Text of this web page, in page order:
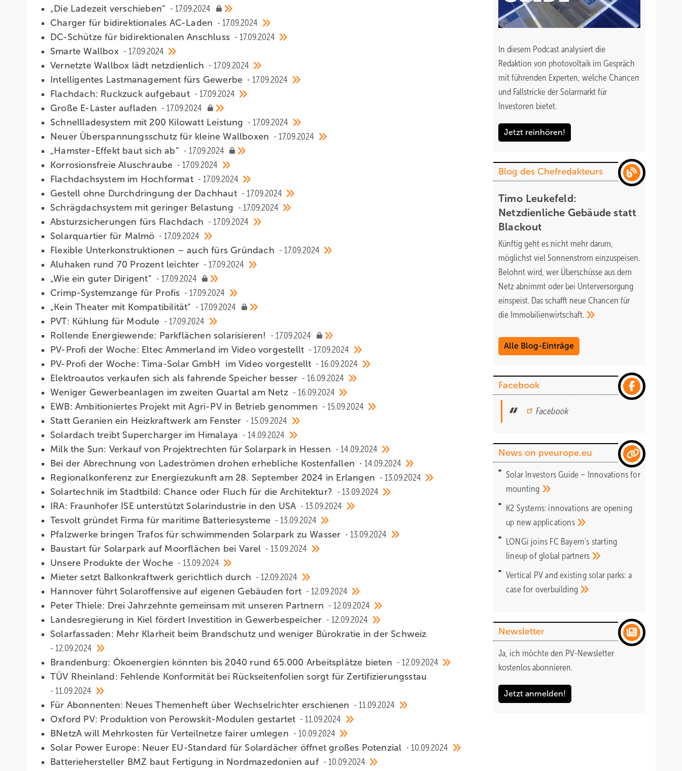
„Die Ladezeit verschieben“
17.09.2024
Charger für bidirektionales AC-Laden
17.09.2024
DC-Schütze für bidirektionalen Anschluss
17.09.2024
Smarte Wallbox
17.09.2024
Vernetzte Wallbox lädt ­netzdienlich
17.09.2024
Intelligentes Lastmanagement fürs Gewerbe
17.09.2024
Flachdach: Ruckzuck aufgebaut
17.09.2024
Große E-Laster aufladen
17.09.2024
Sch nellladesystem mit 200 ­Kilowatt Leistung
17.09.2024
Neuer Überspannungsschutz für ­kleine Wallboxen
17.09.2024
„Hamster-Effekt baut sich ab“
17.09.2024
Korrosionsfreie Aluschraube
17.09.2024
Flachdachsystem im Hochformat
17.09.2024
Gestell ohne Durchdringung der Dachhaut
17.09.2024
Schrägdachsystem mit geringer Belastung
17.09.2024
Absturzsicherungen fürs Flachdach
17.09.2024
Solarquartier für Malmö
17.09.2024
Flexible Unterkonstruktionen – auch fürs Gründach
17.09.2024
Aluhaken rund 70 Prozent leichter
17.09.2024
„Wie ein g uter Dirigent“
17.09.2024
Crimp-Systemzange für Profis
17.09.2024
„Kein Theater m it Kompatibilität“
17.09.2024
PVT: Kühlung für Module
17.09.2024
Rollende Energiewende: Parkflächen solarisieren!
17.09.2024
PV-Profi der Woche: Eltec Ammerland im Video vorgestellt
17.09.2024
PV-Profi der Woche: Tima-Solar GmbH im Video vorgestellt
16.09.2024
Elektroautos verkaufen sich als fahrende Speicher besser
16.09.2024
Weniger Gewerbeanlagen im zweiten Quartal am Netz
16.09.2024
EWB: Ambitioniertes Projekt mit Agri-PV in Betrieb genommen
15.09.2024
Statt Geranien ein Heizkraftwerk am Fenster
15.09.2024
Solardach treibt Supercharger im Himalaya
14.09.2024
Milk the Sun: Verkauf von Projektrechten für Solarpark in Hessen
14.09.2024
Bei der Abrechnung von Ladeströmen drohen erhebliche Kostenfallen
14.09.2024
Regionalkonferenz zur Energiezukunft am 28. September 2024 in Erlangen
13.09.2024
Solartechnik im Stadtbild: Chance oder Fluch für die Architektur?
13.09.2024
IRA: Fraunhofer ISE unterstützt Solarindustrie in den USA
13.09.2024
Tesvolt gründet Firma für maritime Batteriesysteme
13.09.2024
Pfalzwerke bringen Trafos für schwimmenden Solarpark zu Wasser
13.09.2024
Baustart für Solarpark auf Moorflächen bei Varel
13.09.2024
Unsere Produkte der Woche­
13.09.2024
Mieter setzt Balkonkraftwerk gerichtlich durch
12.09.2024
Hannover führt Solaroffensive auf eigenen Gebäuden fort
12.09.2024
Peter Thiele: Drei Jahrzehnte gemeinsam mit unseren Partnern
12.09.2024
Landesregierung in Kiel fördert Investition in Gewerbespeicher
12.09.2024
Solarfassaden: Mehr Klarheit beim Brandschutz und weniger Bürokratie in der Schweiz
12.09.2024
Brandenburg: Ökoenergien könnten bis 2040 rund 65.000 Arbeitsplätze bieten
12.09.2024
TÜV Rheinland: Fehlende Konformität bei Rückseitenfolien sorgt für Zertifizierungsstau
11.09.2024
Für Abonnenten: Neues Themenheft über Wechselrichter erschienen
11.09.2024
Oxford PV: Produktion von Perowskit-Modulen gestartet
11.09.2024
BNetzA will Mehrkosten für Verteilnetze fairer umlegen
10.09.2024
Solar Power Europe: Neuer EU-Standard für Solardächer öffnet großes Potenzial
10.09.2024
Batteriehersteller BMZ baut Fertigung in Nordmazedonien auf
10.09.2024
In diesem Podcast analysiert die
Redaktion von photovoltaik im Gespräch
mit führenden Experten, welche Chancen
und Fallstricke der Solarmarkt für
Investoren bietet.
Jetzt reinhören!
Blog des Chefredakteurs
Timo Leukefeld:
Netzdienliche Gebäude statt
Blackout
Künftig geht es nicht mehr darum,
möglichst viel Sonnenstrom einzuspeisen.
Belohnt wird, wer Überschüsse aus dem
Netz abnimmt oder bei Unterversorgung
einspeist. Das schafft neue Chancen für
die Immobilienwirtschaft.
Alle Blog-Einträge
Facebook
Facebook
News on pveurope.eu
Solar Investors Guide – Innovations for
mounting
K2 Systems: innovations are opening
up newapplications
LONGi joins FC Bayern's starting
lineup of global partners
Vertical PV and existing solar parks: a
case for overbuilding
Newsletter
Ja, ich möchte den PV-Newsletter
kostenlos abonnieren.
Jetzt anmelden!